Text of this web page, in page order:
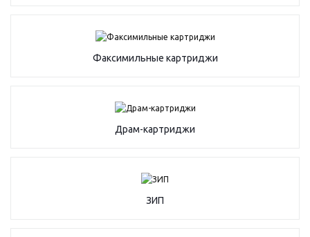
Факсимильные картриджи
Драм-картриджи
ЗИП